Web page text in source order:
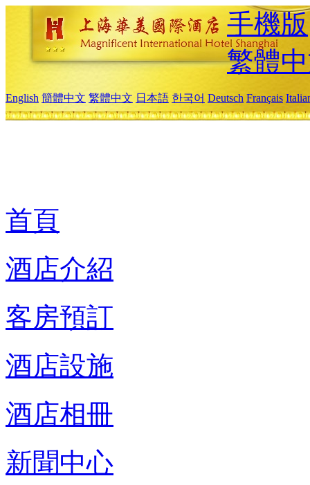
手機版
繁體
English 簡體中文 繁體中文 日本語 한국어 Deutsch Français
首頁
酒店介紹
客房預訂
酒店設施
酒店相冊
新聞中心